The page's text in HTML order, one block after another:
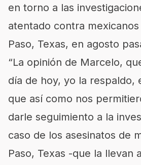
en torno a las
atentado contra
Paso, Texas, en agosto
“La opinión de Marcelo,
día de hoy, yo la respaldo,
que así como nos
darle seguimiento a la
caso de los asesinatos de
Paso, Texas -que la llevan